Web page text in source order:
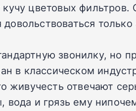
цветовых
звонилку, но
классическом
живучесть отвечают
вода и грязь ему